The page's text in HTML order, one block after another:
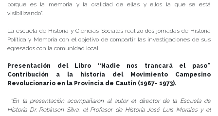
porque es la memoria y la oralidad de ellas y ellos la que se está
visibilizando”.
La escuela de Historia y Ciencias Sociales realizó dos jornadas de Historia
Política y Memoria con el objetivo de compartir las investigaciones de sus
egresados con la comunidad local.
Presentación del Libro “Nadie nos trancará el paso”
Contribución a la historia del Movimiento Campesino
Revolucionario en la Provincia de Cautín (1967- 1973).
*En la presentación acompañaron al autor el director de la Escuela de
Historia Dr. Robinson Silva, el Profesor de Historia José Luis Morales y el